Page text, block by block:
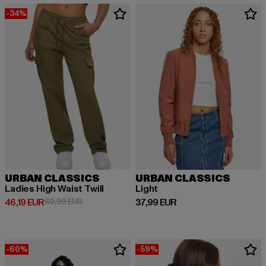
-34%
URBAN CLASSICS
Ladies High Waist Twill
46,19 EUR
Derzeitiger Preis: 46,19 EUR
69,99 EURAktionspreis: 69,99 EUR
URBAN CLASSICS
Light
37,99 EUR
Derzeitiger Preis: 37,99 EUR
-60% -59%